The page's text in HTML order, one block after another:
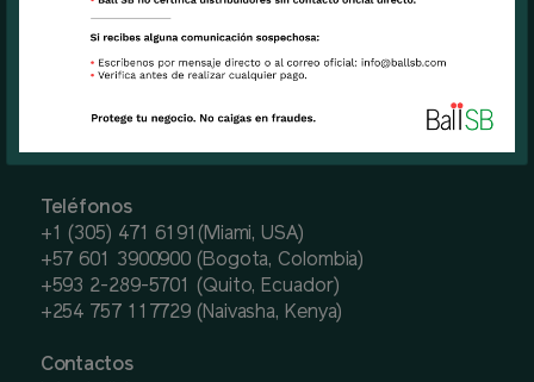
7270 N.W. 12th Street, suite 580.
Miami, FL USA 33126
Teléfonos
+1 (305) 471 6191(Miami, USA)
+57 601 3900900 (Bogota, Colombia)
+593 2-289-5701 (Quito, Ecuador)
+254 757 117729 (Naivasha, Kenya)
Contactos